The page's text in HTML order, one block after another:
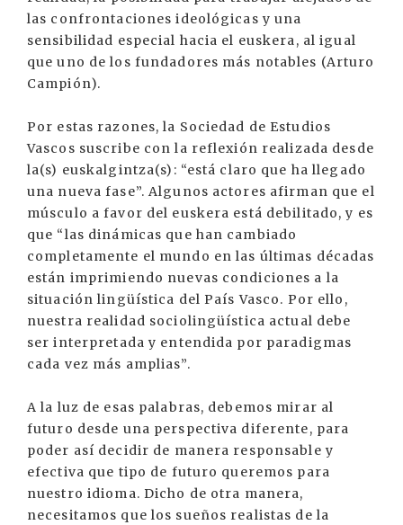
las confrontaciones ideológicas y una
sensibilidad especial hacia el euskera, al igual
que uno de los fundadores más notables (Arturo
Campión).
Por estas razones, la Sociedad de Estudios
Vascos suscribe con la reflexión realizada desde
la(s) euskalgintza(s): “está claro que ha llegado
una nueva fase”. Algunos actores afirman que el
músculo a favor del euskera está debilitado, y es
que “las dinámicas que han cambiado
completamente el mundo en las últimas décadas
están imprimiendo nuevas condiciones a la
situación lingüística del País Vasco. Por ello,
nuestra realidad sociolingüística actual debe
ser interpretada y entendida por paradigmas
cada vez más amplias”.
A la luz de esas palabras, debemos mirar al
futuro desde una perspectiva diferente, para
poder así decidir de manera responsable y
efectiva que tipo de futuro queremos para
nuestro idioma. Dicho de otra manera,
necesitamos que los sueños realistas de la